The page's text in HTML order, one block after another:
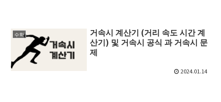
수학
거속시 계산기 (거리 속도 시간 계
산기) 및 거속시 공식 과 거속시 문
제
2024.01.14